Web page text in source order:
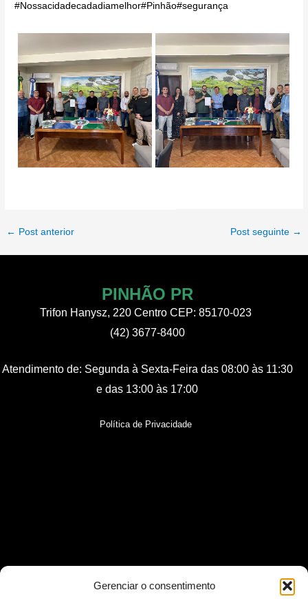
Gerenciar o consentimento
#Nossacidadecadadiamelhor#Pinhão#segurança
Post
← Post anterior Post seguinte →
PINHÃO PR
Trifon Hanysz, 220 Centro CEP: 85170-023
(42) 3677-8400
Atendimento de: Segunda à Sexta-Feira das 08:00 às 11:30
e das 13:00 às 17:00
Política de Privacidade